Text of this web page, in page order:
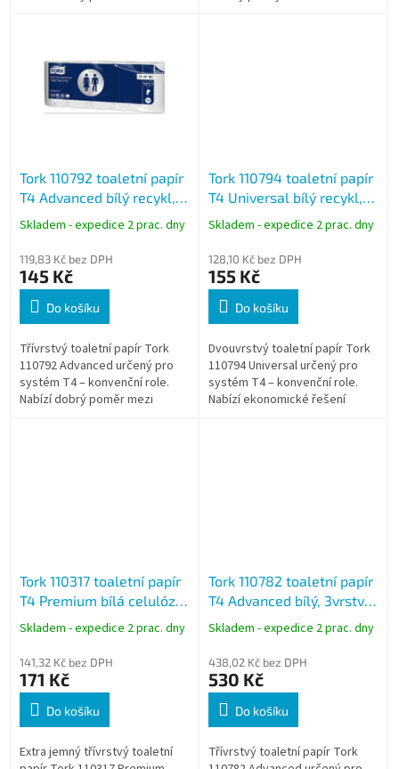
Tork 110792 toaletní papír
T4 Advanced bílý recykl,
3vrstvý, 150 útržků, 19,4
Skladem - expedice 2 prac. dny
119,83 Kč bez DPH
145 Kč
Do košíku
Třívrstvý toaletní papír Tork
110792 Advanced určený pro
systém T4 – konvenční role.
Nabízí dobrý poměr mezi
Tork 110794 toaletní papír
T4 Universal bílý recykl,
2vrstvý, 250 útržků, 33 m,
Skladem - expedice 2 prac. dny
128,10 Kč bez DPH
155 Kč
Do košíku
Dvouvrstvý toaletní papír Tork
110794 Universal určený pro
systém T4 – konvenční role.
Nabízí ekonomické řešení
Tork 110317 toaletní papír
T4 Premium bílá celulóza,
3vrstvý, 248 útržků, 35 m,
Skladem - expedice 2 prac. dny
141,32 Kč bez DPH
171 Kč
Do košíku
Extra jemný třívrstvý toaletní
Tork 110782 toaletní papír
T4 Advanced bílý, 3vrstvý,
250 útržků, 30 m, balení
Skladem - expedice 2 prac. dny
438,02 Kč bez DPH
530 Kč
Do košíku
Třívrstvý toaletní papír Tork